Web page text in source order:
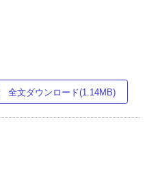
全文ダウンロード(1.14MB)